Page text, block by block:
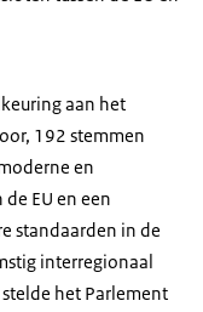
aan het
192 stemmen
en
EU en een
standaarden in de
interregionaal
het Parlement